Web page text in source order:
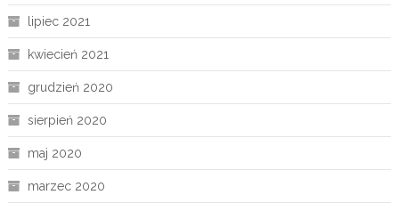
lipiec 2021
kwiecień 2021
grudzień 2020
sierpień 2020
maj 2020
marzec 2020